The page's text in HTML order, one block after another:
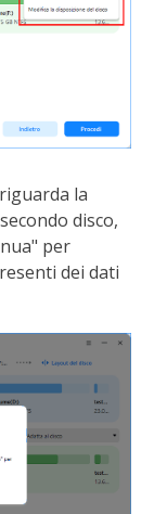
la
disco,
per
dei dati